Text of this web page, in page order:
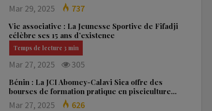
Mar 29, 2025 737
Vie associative : La Jeunesse Sportive de Fifadji
célèbre ses 15 ans d’existence
Mar 27, 2025 305
Bénin : La JCI Abomey-Calavi Sica offre des
bourses de formation pratique en pisciculture…
Mar 27, 2025 626